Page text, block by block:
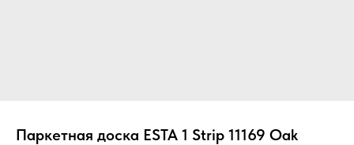
Паркетная доска ESTA 1 Strip 11169 Oak